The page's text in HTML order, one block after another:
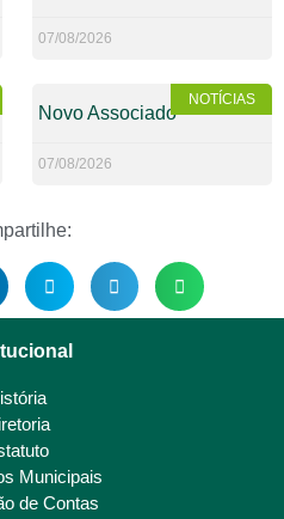
07/08/2026
NOTÍCIAS
Novo Associado
07/08/2026
Municipais
de Contas